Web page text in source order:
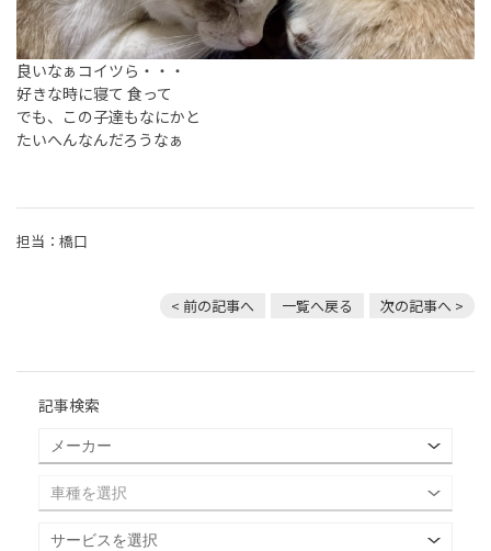
良いなぁコイツら・・・
好きな時に寝て 食って
でも、この子達もなにかと
たいへんなんだろうなぁ
担当：橋口
< 前の記事へ 一覧へ戻る 次の記事へ >
記事検索